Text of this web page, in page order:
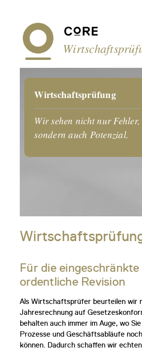
Wirtschaftsprüfung
Wir sehen nicht nur Fehler,
sondern auch Potenzial.
Für die eingeschränkte
ordentliche Revision
Als Wirtschaftsprüfer beurteilen wir
Jahresrechnung auf
behalten auch immer im Auge, wo
Prozesse und Geschäftsabläufe
können. Dadurch schaffen wir